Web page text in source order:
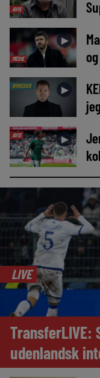
AVIS
MEDIE
►
NYHEDER ►
AVIS ►
LIVE
TransferLIVE:
udenlandsk